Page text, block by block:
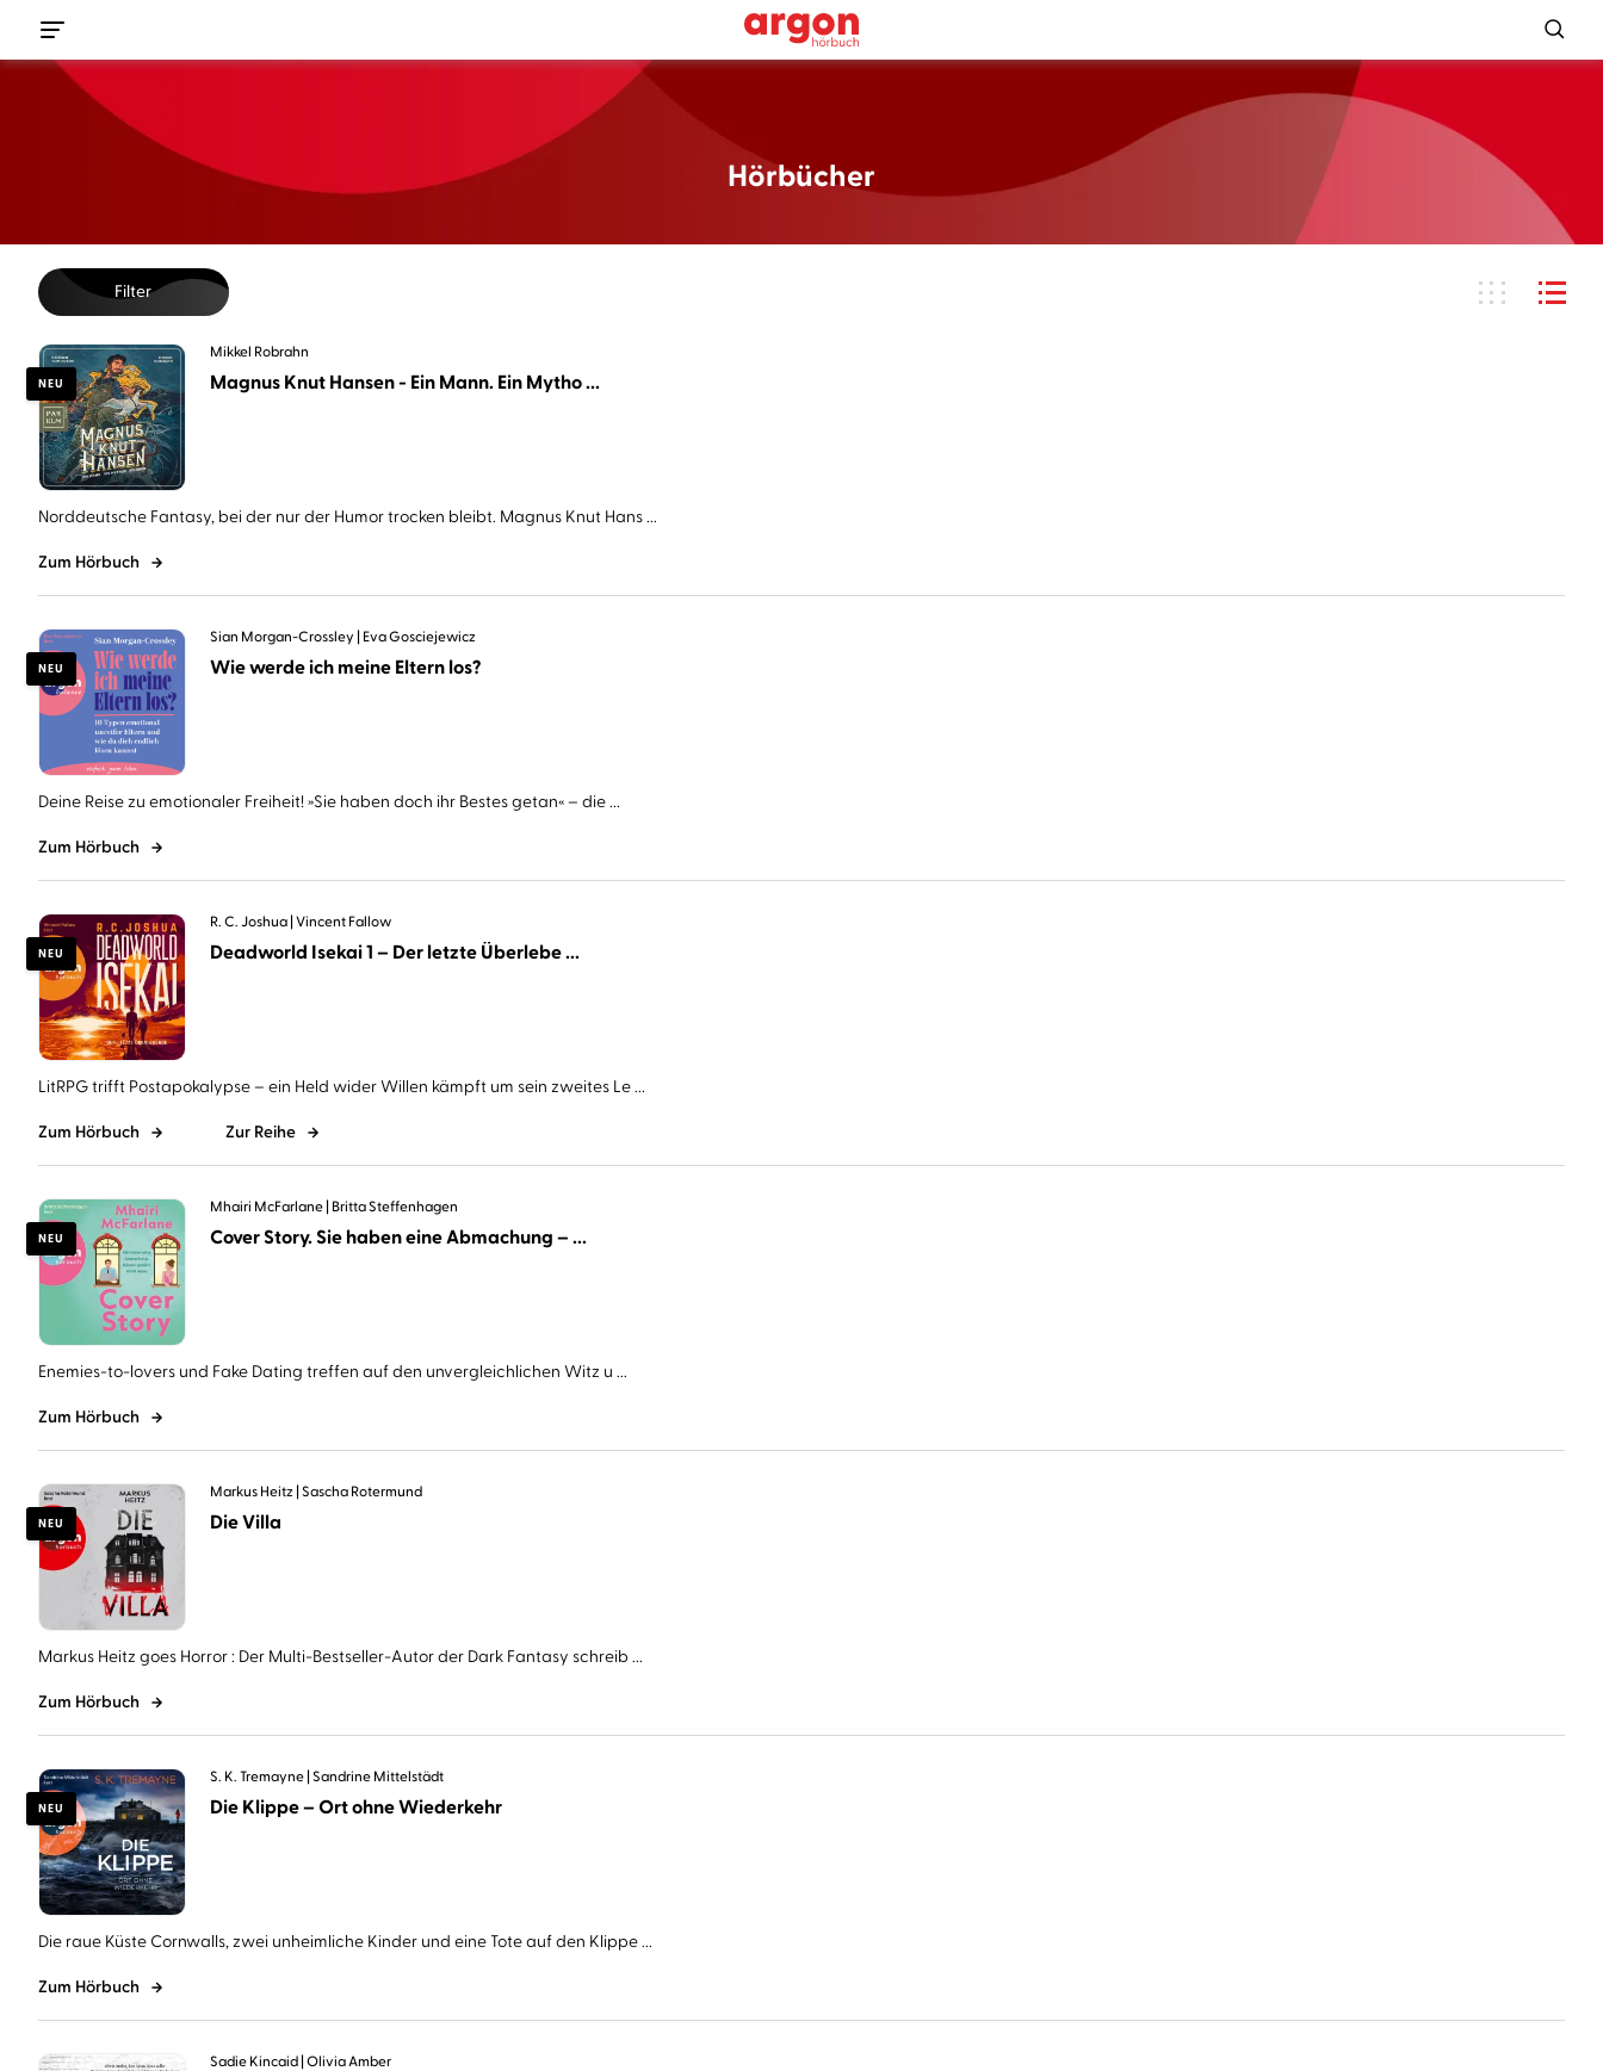
Hörbücher
Filter
NEU
Mikkel Robrahn
Magnus Knut Hansen - Ein Mann. Ein Mytho ...
Norddeutsche Fantasy, bei der nur der Humor trocken bleibt. Magnus Knut Hans ...
Zum Hörbuch
NEU
Sian Morgan-Crossley Eva Gosciejewicz
Wie werde ich meine Eltern los?
Deine Reise zu emotionaler Freiheit! »Sie haben doch ihr Bestes getan« – die ...
Zum Hörbuch
NEU
R. C. Joshua Vincent Fallow
Deadworld Isekai 1 – Der letzte Überlebe ...
LitRPG trifft Postapokalypse – ein Held wider Willen kämpft um sein zweites Le ...
Zum Hörbuch Zur Reihe
NEU
Mhairi McFarlane Britta Steffenhagen
Cover Story. Sie haben eine Abmachung – ...
Enemies-to-lovers und Fake Dating treffen auf den unvergleichlichen Witz u ...
Zum Hörbuch
NEU
Markus Heitz Sascha Rotermund
Die Villa
Markus Heitz goes Horror : Der Multi-Bestseller-Autor der Dark Fantasy schreib ...
Zum Hörbuch
NEU
S. K. Tremayne Sandrine Mittelstädt
Die Klippe – Ort ohne Wiederkehr
Die raue Küste Cornwalls, zwei unheimliche Kinder und eine Tote auf den Klippe ...
Zum Hörbuch
Sadie Kincaid Olivia Amber